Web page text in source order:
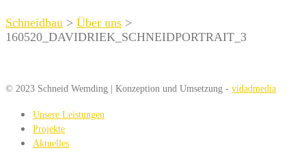
Schneidbau > Über uns >
160520_DAVIDRIEK_SCHNEIDPORTRAIT_3
© 2023 Schneid Wemding | Konzeption und Umsetzung - vidadmedia
Unsere Leistungen
Projekte
Aktuelles